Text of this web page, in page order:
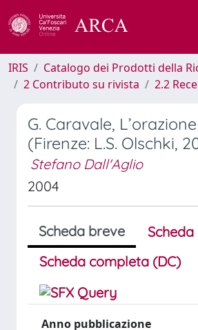
IRIS
Catalogo dei Prodotti della
2 Contributo su rivista
2.2
G. Caravale,
(Firenze: L.S. Olschki,
Stefano Dall'Aglio
2004
Scheda breve
Scheda completa (DC)
Anno pubblicazione